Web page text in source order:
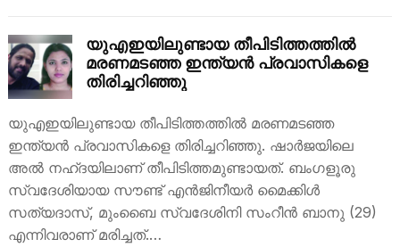
യുഎഇയിലുണ്ടായ തീപിടിത്തത്തില്‍
മരണമടഞ്ഞ ഇന്ത്യന്‍ പ്രവാസികളെ
തിരിച്ചറിഞ്ഞു
യുഎഇയിലുണ്ടായ തീപിടിത്തത്തില്‍ മരണമടഞ്ഞ
ഇന്ത്യന്‍ പ്രവാസികളെ തിരിച്ചറിഞ്ഞു. ഷാര്‍ജയിലെ
അല്‍ നഹ്ദയിലാണ് തീപിടിത്തമുണ്ടായത്. ബംഗളൂരു
സ്വദേശിയായ സൗണ്ട് എന്‍ജിനീയര്‍ മൈക്കിള്‍
സത്യദാസ്, മുംബൈ സ്വദേശിനി സംറീന്‍ ബാനു (29)
എന്നിവരാണ് മരിച്ചത്.…